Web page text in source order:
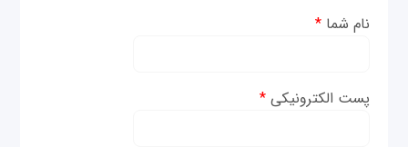
نام شما*
پست الکترونیکی*